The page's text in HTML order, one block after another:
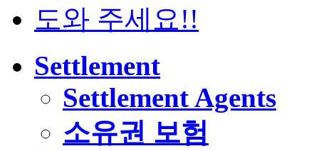
도와 주세요!!
Settlement
Settlement Agents
소유권 보험